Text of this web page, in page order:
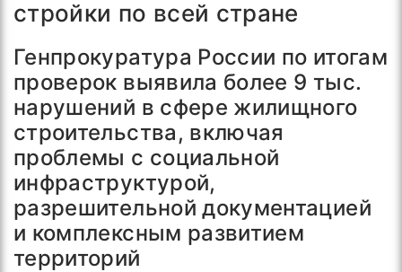
стройки по всей стране
Генпрокуратура России по итогам
проверок выявила более 9 тыс.
нарушений в сфере жилищного
строительства, включая
проблемы с социальной
инфраструктурой,
разрешительной документацией
и комплексным развитием
территорий